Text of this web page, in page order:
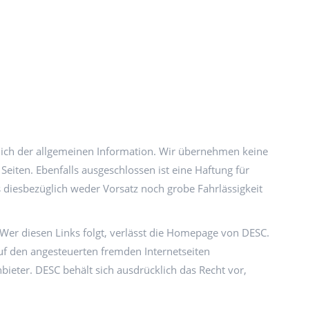
der allgemeinen Information. Wir übernehmen keine
Ebenfalls ausgeschlossen ist eine Haftung für
weder Vorsatz noch grobe Fahrlässigkeit
diesen Links folgt, verlässt die Homepage von DESC.
den angesteuerten fremden Internetseiten
DESC behält sich ausdrücklich das Recht vor,